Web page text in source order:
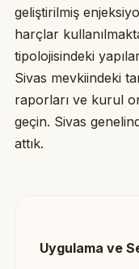
geliştirilmiş
harçlar
tipolojisindeki
Sivas mevkiindeki
raporları ve kurul
geçin. Sivas
attık.
Uygulama ve